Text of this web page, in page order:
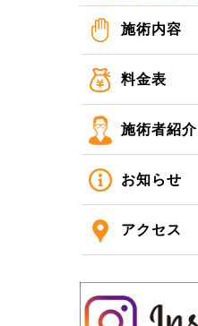
施術内容
料金表
施術者紹介
お知らせ
アクセス